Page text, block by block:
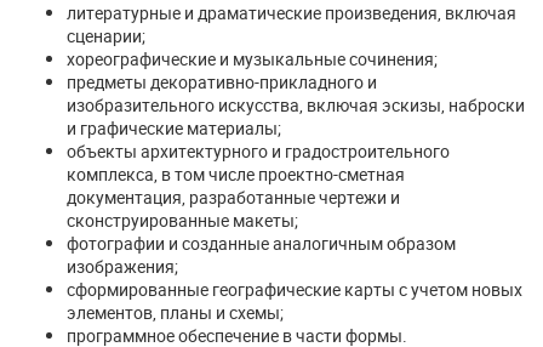
литературные и драматические произведения, включая
сценарии;
хореографические и музыкальные сочинения;
предметы декоративно-прикладного и
изобразительного искусства, включая эскизы, наброски
и графические материалы;
объекты архитектурного и градостроительного
комплекса, в том числе проектно-сметная
документация, разработанные чертежи и
сконструированные макеты;
фотографии и созданные аналогичным образом
изображения;
сформированные географические карты с учетом новых
элементов, планы и схемы;
программное обеспечение в части формы.